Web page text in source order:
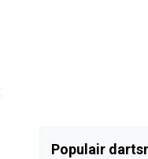
Populair